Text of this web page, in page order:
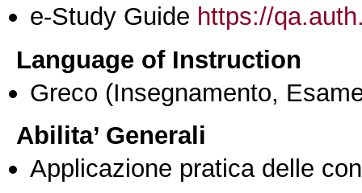
e-Study Guide https://
Language of Instruction
Greco (Insegnamento,
Abilita’ Generali
Applicazione pratica delle